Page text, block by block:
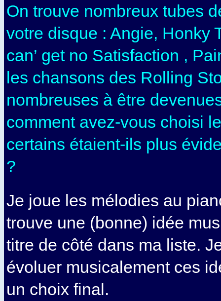
On trouve nombreux tubes
votre disque : Angie, Honky
can’ get no Satisfaction ,
les chansons des Rolling
nombreuses à être
comment avez-vous choisi
certains étaient-ils plus
?
Je joue les mélodies au
trouve une (bonne) idée
titre de côté dans ma liste.
évoluer musicalement ces
un choix final.